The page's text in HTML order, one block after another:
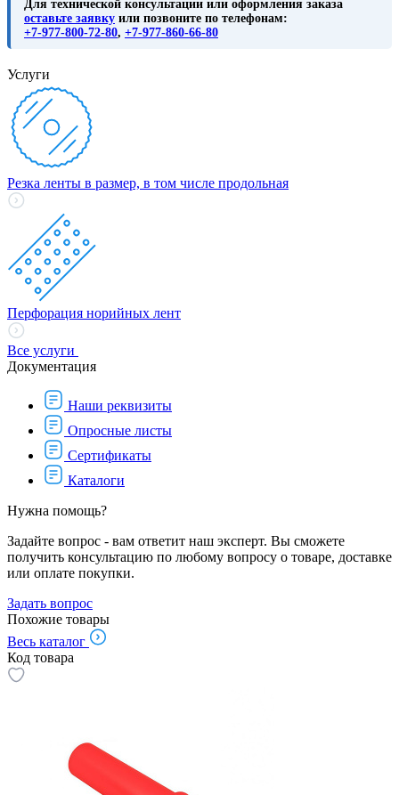
Для технической консультации или оформления заказа
оставьте заявку или позвоните по телефонам:
+7-977-800-72-80, +7-977-860-66-80
Услуги
Резка ленты в размер, в том числе продольная
Перфорация норийных лент
Все услуги
Документация
Наши реквизиты
Опросные листы
Сертификаты
Каталоги
Нужна помощь?
Задайте вопрос - вам ответит наш эксперт. Вы сможете
получить консультацию по любому вопросу о товаре, доставке
или оплате покупки.
Задать вопрос
Похожие товары
Весь каталог
Код товара